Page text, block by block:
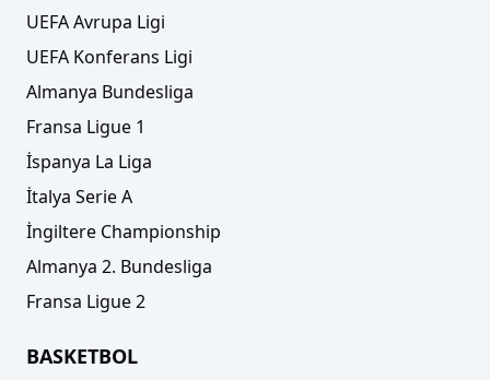
UEFA Avrupa Ligi
UEFA Konferans Ligi
Almanya Bundesliga
Fransa Ligue 1
İspanya La Liga
İtalya Serie A
İngiltere Championship
Almanya 2. Bundesliga
Fransa Ligue 2
BASKETBOL